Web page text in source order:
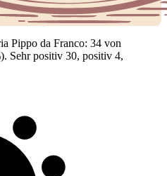
Pippo da Franco: 34 von
Sehr positiv 30, positiv 4,